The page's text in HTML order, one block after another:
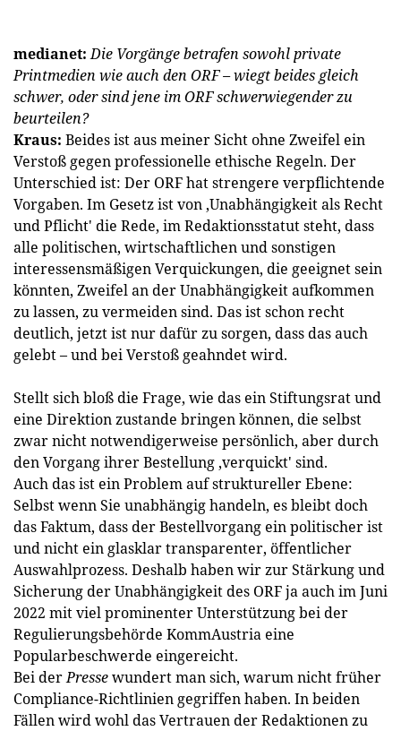
medianet:Die Vorgänge betrafen sowohl private
Printmedien wie auch den ORF – wiegt beides gleich
schwer, oder sind jene im ORF schwerwiegender zu
beurteilen?
Kraus: Beides ist aus meiner Sicht ohne Zweifel ein
Verstoß gegen professionelle ethische Regeln. Der
Unterschied ist: Der ORF hat strengere verpflichtende
Vorgaben. Im Gesetz ist von ‚Unabhängigkeit als Recht
und Pflicht' die Rede, im Redaktionsstatut steht, dass
alle politischen, wirtschaftlichen und sonstigen
interessensmäßigen Verquickungen, die geeignet sein
könnten, Zweifel an der Unabhängigkeit aufkommen
zu lassen, zu vermeiden sind. Das ist schon recht
deutlich, jetzt ist nur dafür zu sorgen, dass das auch
gelebt – und bei Verstoß geahndet wird.
Stellt sich bloß die Frage, wie das ein Stiftungsrat und
eine Direktion zustande bringen können, die selbst
zwar nicht notwendigerweise persönlich, aber durch
den Vorgang ihrer Bestellung ‚verquickt' sind.
Auch das ist ein Problem auf struktureller Ebene:
Selbst wenn Sie unabhängig handeln, es bleibt doch
das Faktum, dass der Bestellvorgang ein politischer ist
und nicht ein glasklar transparenter, öffentlicher
Auswahlprozess. Deshalb haben wir zur Stärkung und
Sicherung der Unabhängigkeit des ORF ja auch im Juni
2022 mit viel prominenter Unterstützung bei der
Regulierungsbehörde KommAustria eine
Popularbeschwerde eingereicht.
Bei derPressewundert man sich, warum nicht früher
Compliance-Richtlinien gegriffen haben. In beiden
Fällen wird wohl das Vertrauen der Redaktionen zu